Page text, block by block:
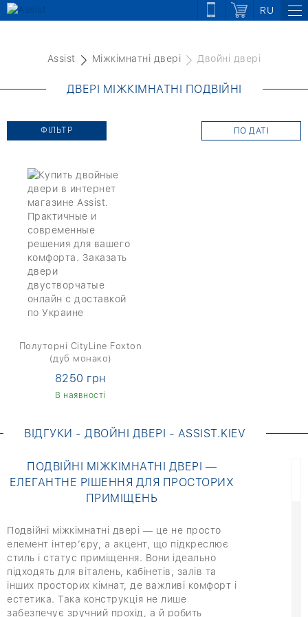
RU
Assist Міжкімнатні двері Двойні двері
ДВЕРІ МІЖКІМНАТНІ ПОДВІЙНІ
ФІЛЬТР ПО ДАТІ
Полуторні CityLine Foxton
(дуб монако)
8250 грн
В наявності
ВІДГУКИ - ДВОЙНІ ДВЕРІ - ASSIST.KIEV
ПОДВІЙНІ МІЖКІМНАТНІ ДВЕРІ —
ЕЛЕГАНТНЕ РІШЕННЯ ДЛЯ ПРОСТОРИХ
ПРИМІЩЕНЬ
Подвійні міжкімнатні двері — це не просто
елемент інтер’єру, а акцент, що підкреслює
стиль і статус приміщення. Вони ідеально
підходять для віталень, кабінетів, залів та
інших просторих кімнат, де важливі комфорт і
естетика. Така конструкція не лише
забезпечує зручний прохід, а й робить